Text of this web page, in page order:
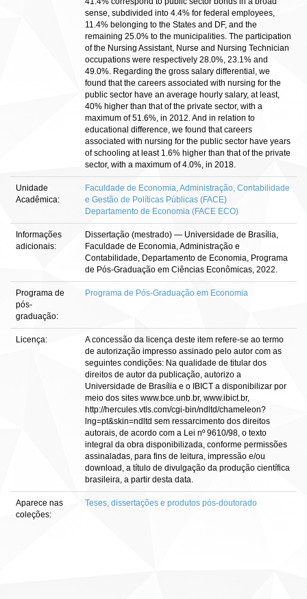
sense, subdivided into 4.4% for federal employees,
11.4% belonging to the States and DF, and the
remaining 25.0% to the municipalities. The participation
of the Nursing Assistant, Nurse and Nursing Technician
occupations were respectively 28.0%, 23.1% and
49.0%. Regarding the gross salary differential, we
found that the careers associated with nursing for the
public sector have an average hourly salary, at least,
40% higher than that of the private sector, with a
maximum of 51.6%, in 2012. And in relation to
educational difference, we found that careers
associated with nursing for the public sector have years
of schooling at least 1.6% higher than that of the private
sector, with a maximum of 4.0%, in 2018.
Unidade
Acadêmica:
Faculdade de Economia, Administração, Contabilidade
e Gestão de Políticas Públicas (FACE)
Departamento de Economia (FACE ECO)
Informações
adicionais:
Dissertação (mestrado) — Universidade de Brasília,
Faculdade de Economia, Administração e
Contabilidade, Departamento de Economia, Programa
de Pós-Graduação em Ciências Econômicas, 2022.
Programa de
pós-
graduação:
Programa de Pós-Graduação em Economia
Licença:
A concessão da licença deste item refere-se ao termo
de autorização impresso assinado pelo autor com as
seguintes condições: Na qualidade de titular dos
direitos de autor da publicação, autorizo a
Universidade de Brasília e o IBICT a disponibilizar por
meio dos sites www.bce.unb.br, www.ibict.br,
http://hercules.vtls.com/cgi-bin/ndltd/chameleon?
lng=pt&skin=ndltd sem ressarcimento dos direitos
autorais, de acordo com a Lei nº 9610/98, o texto
integral da obra disponibilizada, conforme permissões
assinaladas, para fins de leitura, impressão e/ou
download, a título de divulgação da produção científica
brasileira, a partir desta data.
Aparece nas
coleções:
Teses, dissertações e produtos pós-doutorado